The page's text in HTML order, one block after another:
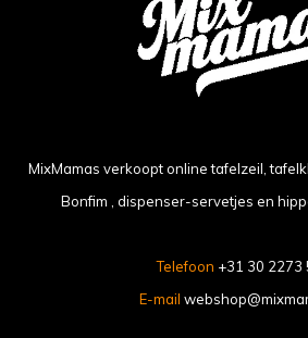
MixMamas verkoopt online tafelzeil,
Bonfim , dispenser-servetjes en
Telefoon +31 30 2273
E-mail